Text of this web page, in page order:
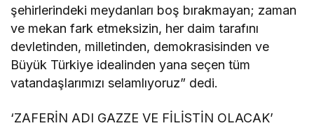
şehirlerindeki meydanları boş bırakmayan; zaman
ve mekan fark etmeksizin, her daim tarafını
devletinden, milletinden, demokrasisinden ve
Büyük Türkiye idealinden yana seçen tüm
vatandaşlarımızı selamlıyoruz” dedi.
‘ZAFERİN ADI GAZZE VE FİLİSTİN OLACAK’